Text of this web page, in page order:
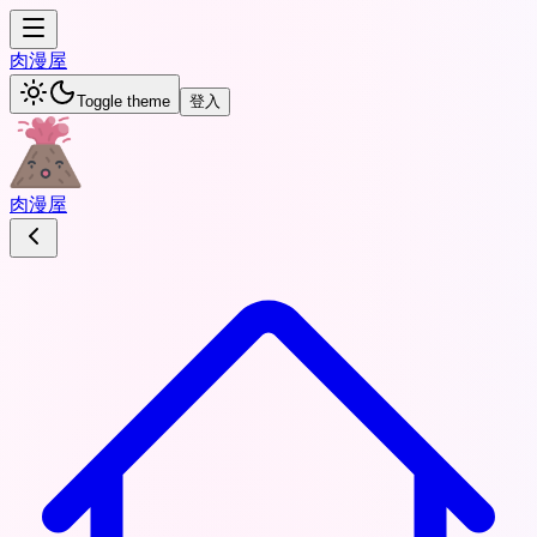
肉漫屋
Toggle theme 登入
肉漫屋